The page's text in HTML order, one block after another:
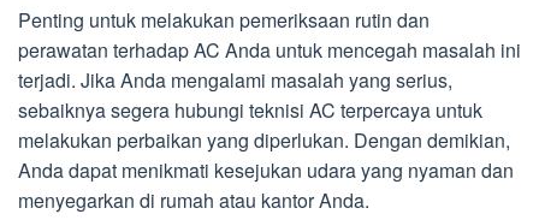
Penting untuk melakukan pemeriksaan rutin dan
perawatan terhadap AC Anda untuk mencegah masalah ini
terjadi. Jika Anda mengalami masalah yang serius,
sebaiknya segera hubungi teknisi AC terpercaya untuk
melakukan perbaikan yang diperlukan. Dengan demikian,
Anda dapat menikmati kesejukan udara yang nyaman dan
menyegarkan di rumah atau kantor Anda.